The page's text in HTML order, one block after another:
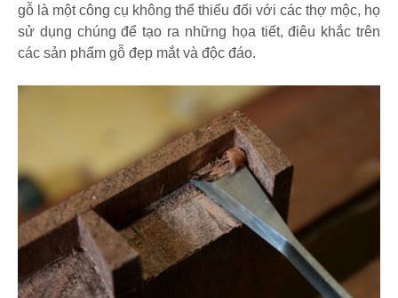
gỗ là một công cụ không thể thiếu đối với các thợ mộc, họ
sử dụng chúng để tạo ra những họa tiết, điêu khắc trên
các sản phẩm gỗ đẹp mắt và độc đáo.